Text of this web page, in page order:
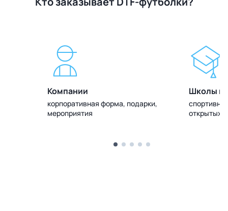
Компании
корпоративная форма, подарки,
мероприятия
Школы и
открытых